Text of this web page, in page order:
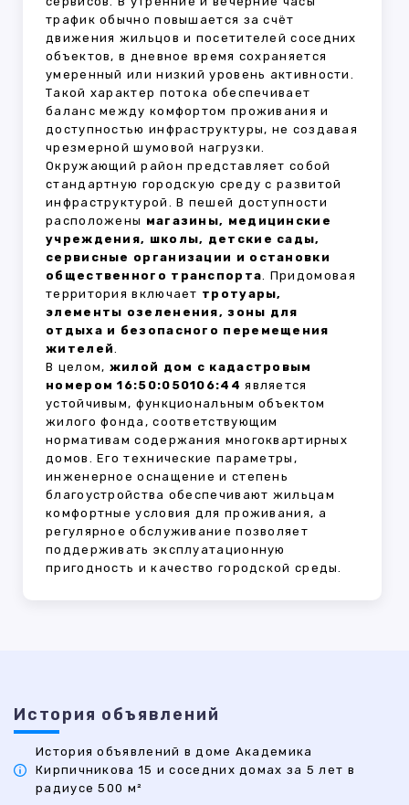
трафик обычно повышается за счёт
движения жильцов и посетителей соседних
объектов, в дневное время сохраняется
умеренный или низкий уровень активности.
Такой характер потока обеспечивает
баланс между комфортом проживания и
доступностью инфраструктуры, не создавая
чрезмерной шумовой нагрузки.
Окружающий район представляет собой
стандартную городскую среду с развитой
инфраструктурой. В пешей доступности
расположены магазины, медицинские
учреждения, школы, детские сады,
сервисные организации и остановки
общественного транспорта. Придомовая
территория включает тротуары,
элементы озеленения, зоны для
отдыха и безопасного перемещения
жителей.
В целом, жилой дом с кадастровым
номером 16:50:050106:44 является
устойчивым, функциональным объектом
жилого фонда, соответствующим
нормативам содержания многоквартирных
домов. Его технические параметры,
инженерное оснащение и степень
благоустройства обеспечивают жильцам
комфортные условия для проживания, а
регулярное обслуживание позволяет
поддерживать эксплуатационную
пригодность и качество городской среды.
История объявлений
История объявлений в доме Академика
Кирпичникова 15 и соседних домах за 5 лет в
радиусе 500 м²